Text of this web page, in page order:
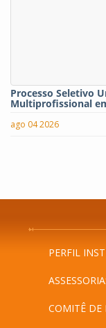
Processo Seletivo
Multiprofissional
ago 04 2026
PERFIL
COMITÊ DE